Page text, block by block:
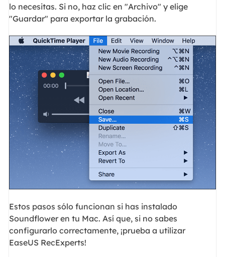
lo necesitas. Si no, haz clic en "Archivo" y elige
"Guardar" para exportar la grabación.
Estos pasos sólo funcionan si has instalado
Soundflower en tu Mac. Así que, si no sabes
configurarlo correctamente, ¡prueba a utilizar
EaseUS RecExperts!